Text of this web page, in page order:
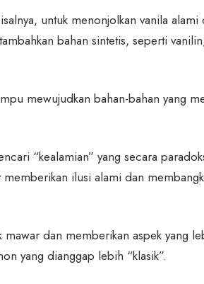
untuk menonjolkan vanila alami
bahan sintetis, seperti
mewujudkan bahan-bahan yang
“kealamian” yang secara
ilusi alami dan
dan memberikan aspek yang
yang dianggap lebih “klasik”.